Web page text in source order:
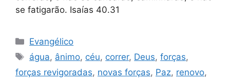
se fatigarão. Isaías 40.31
Categorias
Evangélico
Tags
água, ânimo, céu, correr, Deus,forças,
forças revigoradas, novas forças, Paz, renovo,